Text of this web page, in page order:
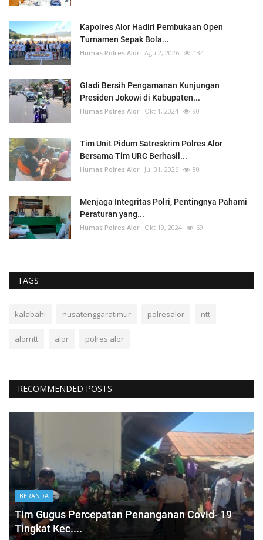
Kapolres Alor Hadiri Pembukaan Open
Turnamen Sepak Bola...
Humas Polres Alor Agu 2, 2026 134
Gladi Bersih Pengamanan Kunjungan
Presiden Jokowi di Kabupaten...
Humas Polres Alor Okt 1, 2024 90
Tim Unit Pidum Satreskrim Polres Alor
Bersama Tim URC Berhasil...
Humas Polres Alor Jul 31, 2026 80
Menjaga Integritas Polri, Pentingnya Pahami
Peraturan yang...
Humas Polres Alor Okt 19, 2024 69
TAGS
kalabahi nusatenggaratimur polresalor ntt
alorntt alor polres alor
RECOMMENDED POSTS
BERANDA
Tim Gugus Percepatan Penanganan Covid- 19
Tingkat Kec....